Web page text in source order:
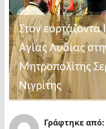
θυμάτων
της
Γενοκτονίας
των
Ποντίων"
Στον εορτάζοντα
Αγίας Λυδίας
Μητροπολίτης
Νιγρίτης
Γράφτηκε από: